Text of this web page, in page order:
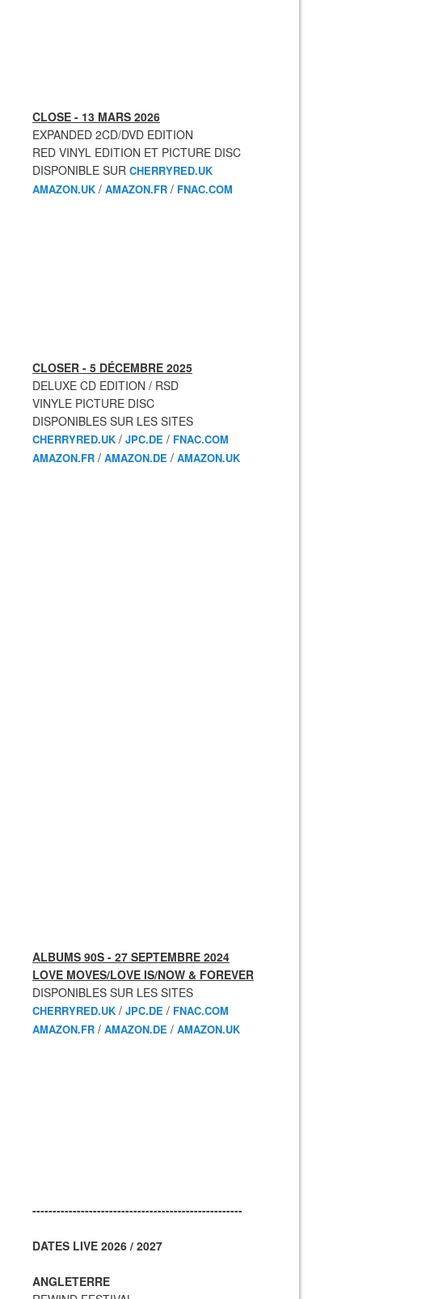
CLOSE - 13 MARS 2026
EXPANDED 2CD/DVD EDITION
RED VINYL EDITION ET PICTURE DISC
DISPONIBLE SUR CHERRYRED.UK
AMAZON.UK / AMAZON.FR / FNAC.COM
CLOSER - 5 DÉCEMBRE 2025
DELUXE CD EDITION / RSD
VINYLE PICTURE DISC
DISPONIBLES SUR LES SITES
CHERRYRED.UK / JPC.DE / FNAC.COM
AMAZON.FR / AMAZON.DE / AMAZON.UK
ALBUMS 90S - 27 SEPTEMBRE 2024
LOVE MOVES/LOVE IS/NOW & FOREVER
DISPONIBLES SUR LES SITES
CHERRYRED.UK / JPC.DE / FNAC.COM
AMAZON.FR / AMAZON.DE / AMAZON.UK
----------------------------------------------------
DATES LIVE 2026 / 2027
ANGLETERRE